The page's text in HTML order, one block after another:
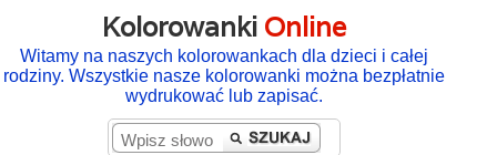
Kolorowanki Online
Witamy na naszych kolorowankach dla dzieci i całej
rodziny. Wszystkie nasze kolorowanki można bezpłatnie
wydrukować lub zapisać.